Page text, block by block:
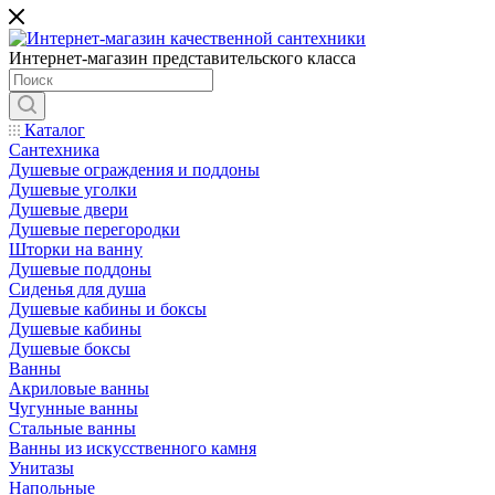
Интернет-магазин представительского класса
Каталог
Сантехника
Душевые ограждения и поддоны
Душевые уголки
Душевые двери
Душевые перегородки
Шторки на ванну
Душевые поддоны
Сиденья для душа
Душевые кабины и боксы
Душевые кабины
Душевые боксы
Ванны
Акриловые ванны
Чугунные ванны
Стальные ванны
Ванны из искусственного камня
Унитазы
Напольные